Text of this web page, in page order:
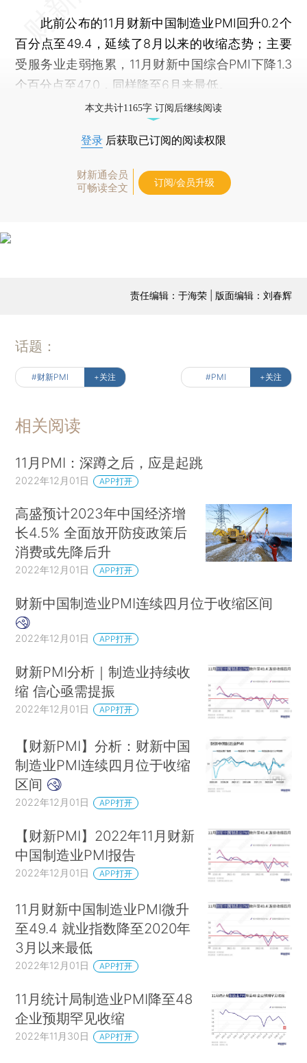
此前公布的11月财新中国制造业PMI回升0.2个
百分点至49.4，延续了8月以来的收缩态势；主要
受服务业走弱拖累，11月财新中国综合PMI下降1.3
个百分点至47.0，同样降至6月来最低。
本文共计1165字 订阅后继续阅读
登录 后获取已订阅的阅读权限
财新通会员
可畅读全文
订阅/会员升级
责任编辑：于海荣 | 版面编辑：刘春辉
话题：
#财新PMI +关注 #PMI +关注
相关阅读
11月PMI：深蹲之后，应是起跳
2022年12月01日 APP打开
高盛预计2023年中国经济增
长4.5% 全面放开防疫政策后
消费或先降后升
2022年12月01日 APP打开
财新中国制造业PMI连续四月位于收缩区间
2022年12月01日 APP打开
财新PMI分析｜制造业持续收
缩 信心亟需提振
2022年12月01日 APP打开
【财新PMI】分析：财新中国
制造业PMI连续四月位于收缩
区间
2022年12月01日 APP打开
【财新PMI】2022年11月财新
中国制造业PMI报告
2022年12月01日 APP打开
11月财新中国制造业PMI微升
至49.4 就业指数降至2020年
3月以来最低
2022年12月01日 APP打开
11月统计局制造业PMI降至48
企业预期罕见收缩
2022年11月30日 APP打开